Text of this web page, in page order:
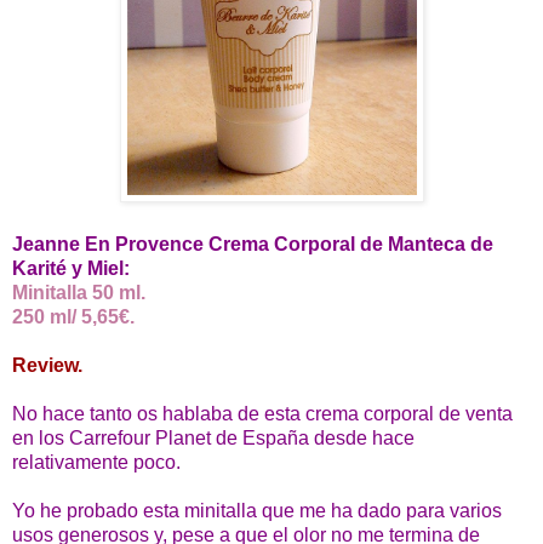
Jeanne En Provence Crema Corporal de Manteca de
Karité y Miel:
Minitalla 50 ml.
250 ml/ 5,65€.
Review.
No hace tanto os hablaba de esta crema corporal de venta
en los Carrefour Planet de España desde hace
relativamente poco.
Yo he probado esta minitalla que me ha dado para varios
usos generosos y, pese a que el olor no me termina de